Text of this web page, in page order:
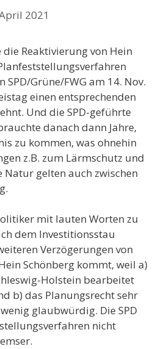
2021
Reaktivierung von Hein
SPD/Grüne/FWG am 14. Nov.
einen entsprechenden
Und die SPD-geführte
danach dann Jahre,
zu kommen, was ohnehin
z.B. zum Lärmschutz und
Natur gelten auch zwischen
mit lauten Worten zu
dem Investitionsstau
Verzögerungen von
Schönberg kommt, weil a)
Holstein bearbeitet
b) das Planungsrecht sehr
glaubwürdig. Die SPD
nicht